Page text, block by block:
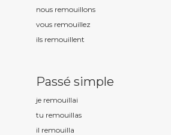
nous remouillons
vous remouillez
ils remouillent
Passé simple
je remouillai
tu remouillas
il remouilla